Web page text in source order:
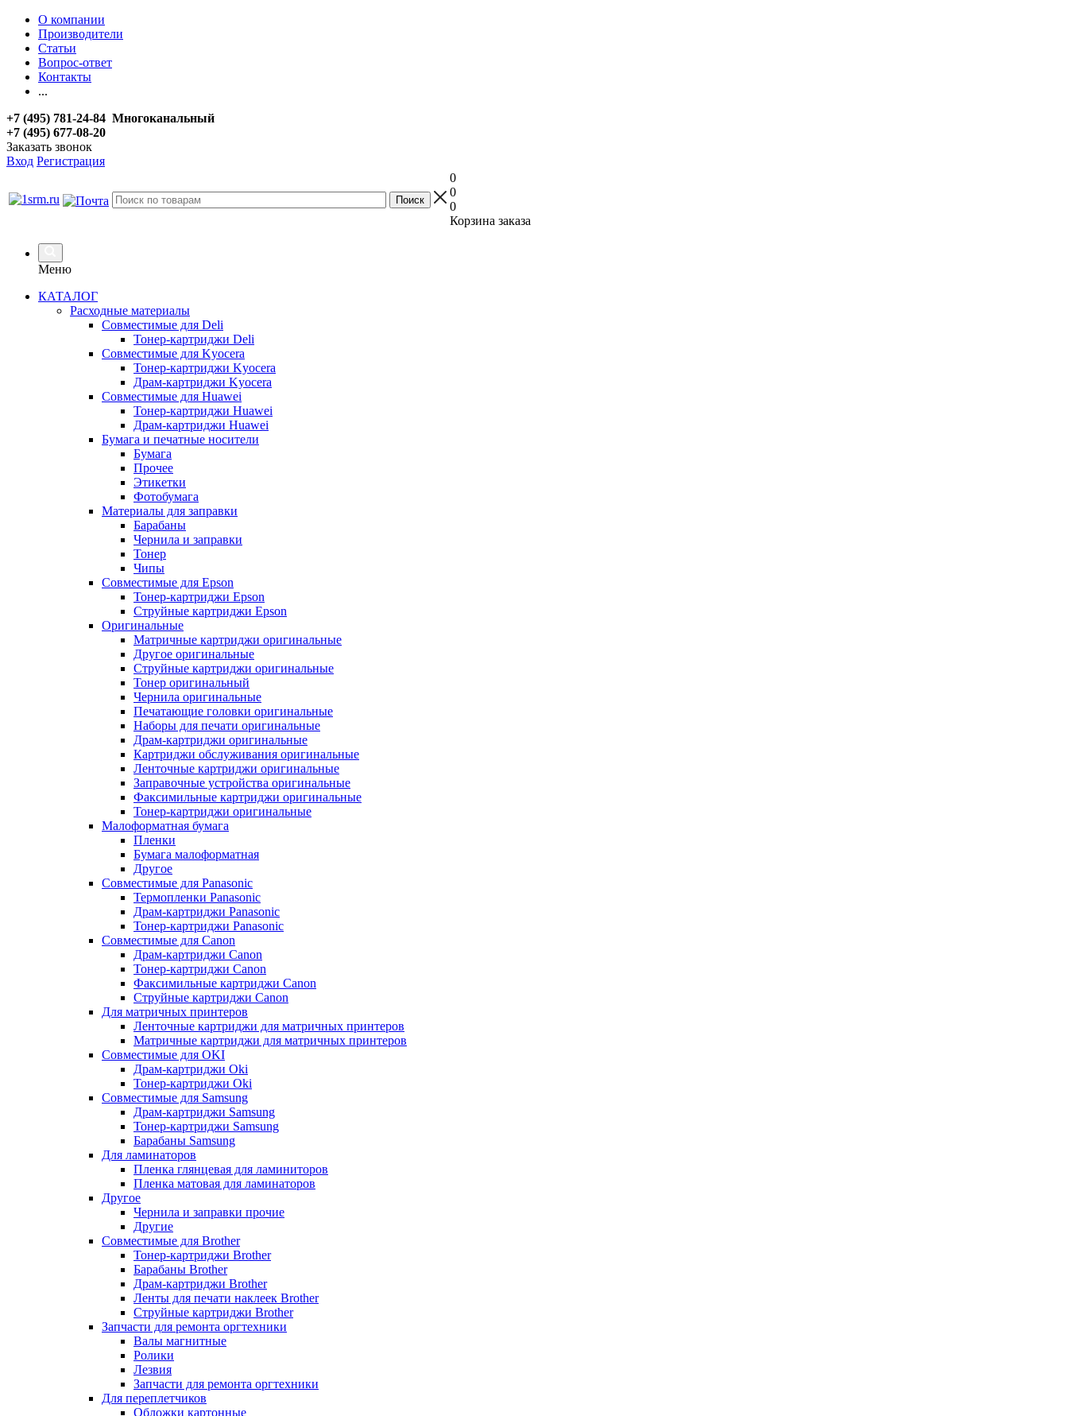
О компании
Производители
Статьи
Вопрос-ответ
Контакты
...
+7 (495) 781-24-84 Многоканальный
+7 (495) 677-08-20
Заказать звонок
Вход Регистрация
0
0
0
Корзина заказа
Меню
КАТАЛОГ
Расходные материалы
Совместимые для Deli
Тонер-картриджи Deli
Совместимые для Kyocera
Тонер-картриджи Kyocera
Драм-картриджи Kyocera
Совместимые для Huawei
Тонер-картриджи Huawei
Драм-картриджи Huawei
Бумага и печатные носители
Бумага
Прочее
Этикетки
Фотобумага
Материалы для заправки
Барабаны
Чернила и заправки
Тонер
Чипы
Совместимые для Epson
Тонер-картриджи Epson
Струйные картриджи Epson
Оригинальные
Матричные картриджи оригинальные
Другое оригинальные
Струйные картриджи оригинальные
Тонер оригинальный
Чернила оригинальные
Печатающие головки оригинальные
Наборы для печати оригинальные
Драм-картриджи оригинальные
Картриджи обслуживания оригинальные
Ленточные картриджи оригинальные
Заправочные устройства оригинальные
Факсимильные картриджи оригинальные
Тонер-картриджи оригинальные
Малоформатная бумага
Пленки
Бумага малоформатная
Другое
Совместимые для Panasonic
Термопленки Panasonic
Драм-картриджи Panasonic
Тонер-картриджи Panasonic
Совместимые для Canon
Драм-картриджи Canon
Тонер-картриджи Canon
Факсимильные картриджи Canon
Струйные картриджи Canon
Для матричных принтеров
Ленточные картриджи для матричных принтеров
Матричные картриджи для матричных принтеров
Совместимые для OKI
Драм-картриджи Oki
Тонер-картриджи Oki
Совместимые для Samsung
Драм-картриджи Samsung
Тонер-картриджи Samsung
Барабаны Samsung
Для ламинаторов
Пленка глянцевая для ламиниторов
Пленка матовая для ламинаторов
Другое
Чернила и заправки прочие
Другие
Совместимые для Brother
Тонер-картриджи Brother
Барабаны Brother
Драм-картриджи Brother
Ленты для печати наклеек Brother
Струйные картриджи Brother
Запчасти для ремонта оргтехники
Валы магнитные
Ролики
Лезвия
Запчасти для ремонта оргтехники
Для переплетчиков
Обложки картонные